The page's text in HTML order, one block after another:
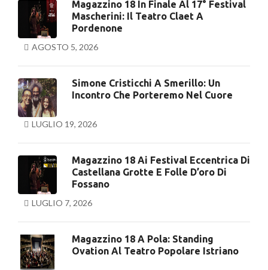
Magazzino 18 In Finale Al 17° Festival
Mascherini: Il Teatro Claet A
Pordenone
AGOSTO 5, 2026
Simone Cristicchi A Smerillo: Un
Incontro Che Porteremo Nel Cuore
LUGLIO 19, 2026
Magazzino 18 Ai Festival Eccentrica Di
Castellana Grotte E Folle D’oro Di
Fossano
LUGLIO 7, 2026
Magazzino 18 A Pola: Standing
Ovation Al Teatro Popolare Istriano